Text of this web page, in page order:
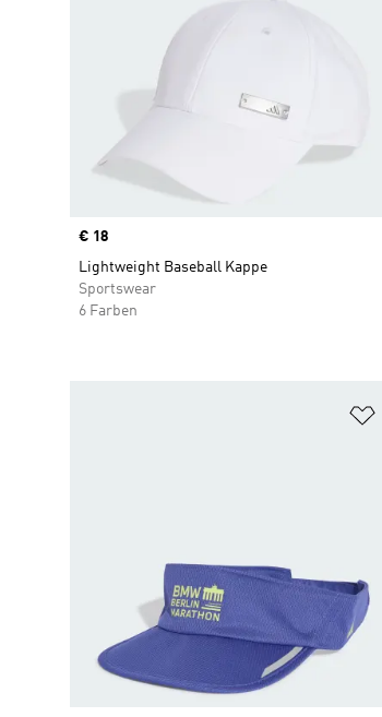
Price
€ 18
Lightweight Baseball Kappe
Sportswear
6 Farben